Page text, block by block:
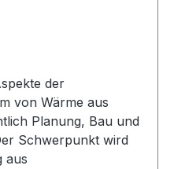
der
von Wärme aus
Planung, Bau und
Schwerpunkt wird
aus